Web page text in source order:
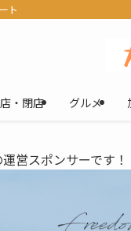
ト
・閉店 グルメ
営スポンサーです！